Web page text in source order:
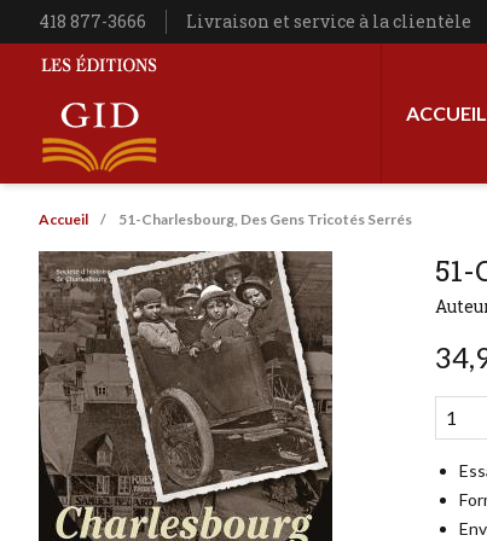
Aller au contenu principal
Téléphone
418 877-3666 Livraison et service à la clientèle
ACCUEIL
Fil d'Ariane
Accueil 51-Charlesbourg, Des Gens Tricotés Serrés
51-
Qté